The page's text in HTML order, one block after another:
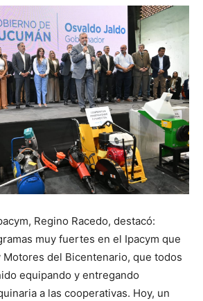
Regino Racedo, destacó:
muy fuertes en el Ipacym que
Motores del Bicentenario, que todos
equipando y entregando
a las cooperativas. Hoy, un